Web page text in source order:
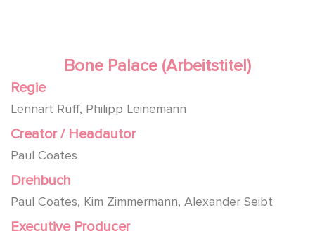
Bone Palace (Arbeitstitel)
Regie
Lennart Ruff, Philipp Leinemann
Creator / Headautor
Paul Coates
Drehbuch
Paul Coates, Kim Zimmermann, Alexander Seibt
Executive Producer